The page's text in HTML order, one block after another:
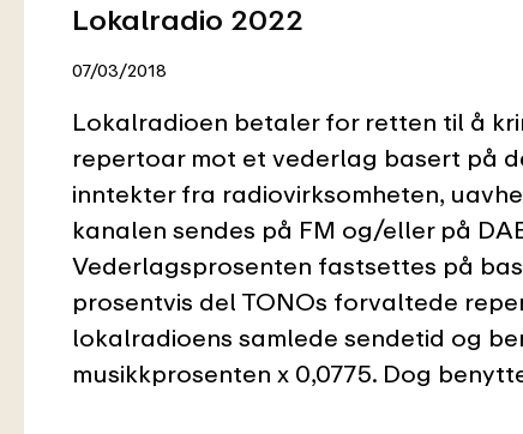
Lokalradio 2022
07/03/2018
Lokalradioen betaler for retten til å
repertoar mot et vederlag basert på
inntekter fra radiovirksomheten,
kanalen sendes på FM og/eller på
Vederlagsprosenten fastsettes på
prosentvis del TONOs forvaltede
lokalradioens samlede sendetid og
musikkprosenten x 0,0775. Dog